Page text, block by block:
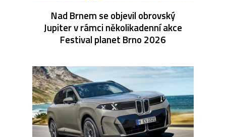
Nad Brnem se objevil obrovský
Jupiter v rámci několikadenní akce
Festival planet Brno 2026